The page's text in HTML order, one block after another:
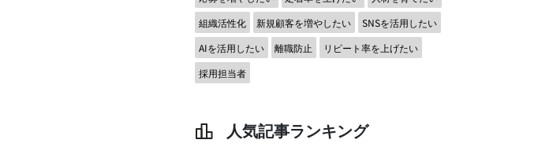
組織活性化
新規顧客を増やしたい
SNSを活用したい
AIを活用したい
離職防止
リピート率を上げたい
採用担当者
人気記事ランキング